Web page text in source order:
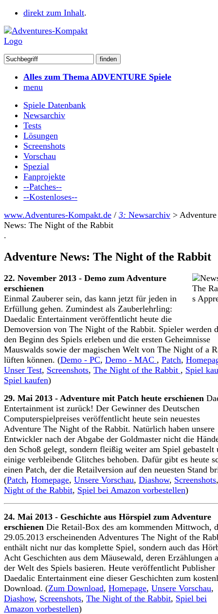
direkt zum Inhalt.
Alles zum Thema ADVENTURE Spiele
menu
Spiele Datenbank
Newsarchiv
Tests
Lösungen
Screenshots
Vorschau
Spezial
Fanprojekte
--Patches--
--Kostenloses--
www.Adventures-Kompakt.de / 3: Newsarchiv > Adventure
News: The Night of the Rabbit
.
Adventure News: The Night of the Rabbit
22. November 2013 - Demo zum Adventure
erschienen
Einmal Zauberer sein, das kann jetzt für jeden in
Erfüllung gehen. Zumindest als Zauberlehrling:
Daedalic Entertainment veröffentlicht heute die
Demoversion von The Night of the Rabbit. Spieler werden
den Beginn des Spiels erleben und die ersten Geheimnisse
Mauswalds sowie der magischen Welt von The Night of a
lüften können. (Demo - PC, Demo - MAC , Patch,
Unser Test, Screenshots, The Night of the Rabbit , Spiel
Spiel kaufen)
29. Mai 2013 - Adventure mit Patch heute erschienen
Entertainment ist zurück! Der Gewinner des Deutschen
Computerspielpreises veröffentlicht heute sein neuestes
Adventure The Night of the Rabbit. Natürlich haben unsere
Entwickler nach der Abgabe der Goldmaster nicht die
den Schoß gelegt, sondern fleißig weiter am Spiel gebastelt
einige verbleibende Glitches behoben. Dafür gibt es heute
einen Patch, der die Retailversion auf den neuesten Stand
(Patch, Homepage, Unsere Vorschau, Diashow, Screenshots
Night of the Rabbit, Spiel bei Amazon vorbestellen)
24. Mai 2013 - Geschichte aus Hörspiel zum Adventure
erschienen Die Retail-Box des am kommenden Mittwoch,
29.05.2013 erscheinenden Adventures The Night of the
enthält nicht nur das komplette Spiel, sondern auch das
Acht Geschichten aus dem Mäusewald, deren Erzählungen
der Welt des Spiels basieren. Heute veröffentlicht Publisher
Daedalic Entertainment eine dieser Geschichten zum
Download. (Zum Download, Homepage, Unsere Vorschau,
Diashow, Screenshots, The Night of the Rabbit, Spiel bei
Amazon vorbestellen)